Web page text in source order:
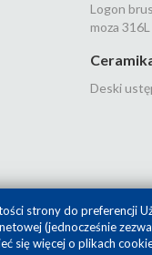
Logon
moza 316L
Deski
SilverCube
strony do preferencji
(jednocześnie
więcej o plikach